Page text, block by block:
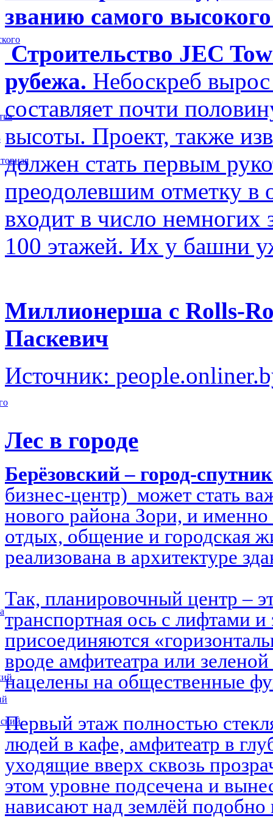
званию самого
Строительство JEC
рубежа. Небоскреб
составляет почти
высоты. Проект, также
должен стать первым
преодолевшим отметку в
входит в число
100 этажей. Их у башни
Миллионерша с Rolls-
Паскевич
Источник:
Лес в городе
Берёзовский – город-
бизнес-центр) может стать
нового района Зори, и именно
отдых, общение и городская
реализована в архитектуре
Так, планировочный центр –
транспортная ось с лифтами и
присоединяются
вроде амфитеатра или
нацелены на общественные
Первый этаж полностью
людей в кафе, амфитеатр в
уходящие вверх сквозь
этом уровне подсечена и
нависают над землёй